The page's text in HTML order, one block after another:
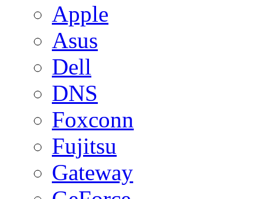
Apple
Asus
Dell
DNS
Foxconn
Fujitsu
Gateway